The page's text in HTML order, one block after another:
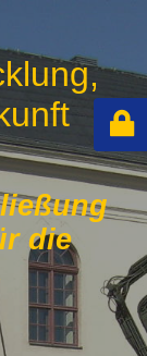
die